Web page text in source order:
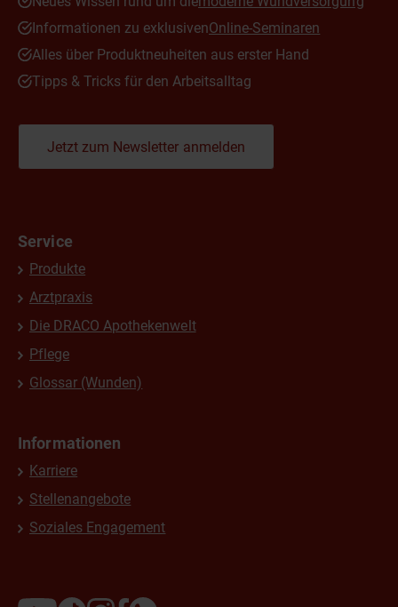
Informationen zu exklusivenOnline-Seminaren
Alles über Produktneuheiten aus erster Hand
Tipps & Tricks für den Arbeitsalltag
Jetzt zum Newsletter anmelden
Service
Produkte
Arztpraxis
Die DRACO Apothekenwelt
Pflege
Glossar (Wunden)
Informationen
Karriere
Stellenangebote
Soziales Engagement